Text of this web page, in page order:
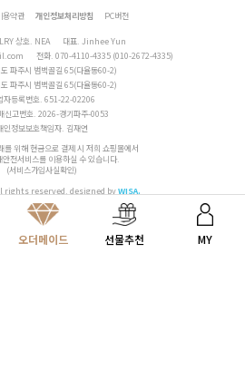
내게 맞는 선물 찾기
용약관 개인정보처리방침 PC버전
상호. NEA
대표. Jinhee Yun
전화. 070-4110-4335 (010-2672-4335)
파주시 범벅골길 65(다율동60-2)
파주시 범벅골길 65(다율동60-2)
자등록번호. 651-22-02206
신고번호. 2026-경기파주-0053
인정보보호책임자. 김재연
를 위해 현금으로 결제 시 저희 쇼핑몰에서
안전서비스를 이용하실 수 있습니다.
(서비스가입사실확인)
rights reserved. designed byWISA.
오더메이드 선물추천 MY